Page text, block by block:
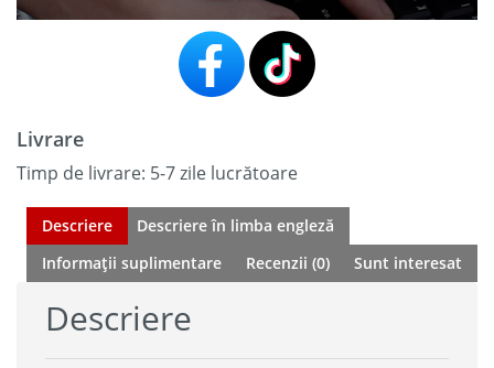
Livrare
Timp de livrare: 5-7 zile lucrătoare
Descriere
Descriere în limba engleză
Informații suplimentare
Recenzii (0) Sunt interesat
Descriere